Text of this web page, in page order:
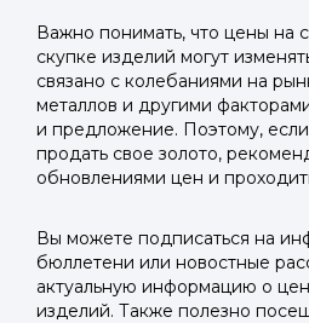
Важно понимать, что цены на
скупке изделий могут
связано с колебаниями на
металлов и другими
и предложение. Поэтому,
продать свое золото,
обновлениями цен и
Вы можете подписаться на
бюллетени или новостные
актуальную информацию о
изделий. Также полезно